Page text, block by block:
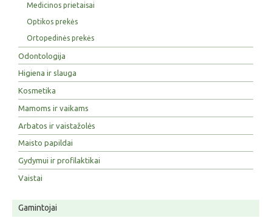
Medicinos prietaisai
Optikos prekės
Ortopedinės prekės
Odontologija
Higiena ir slauga
Kosmetika
Mamoms ir vaikams
Arbatos ir vaistažolės
Maisto papildai
Gydymui ir profilaktikai
Vaistai
Gamintojai